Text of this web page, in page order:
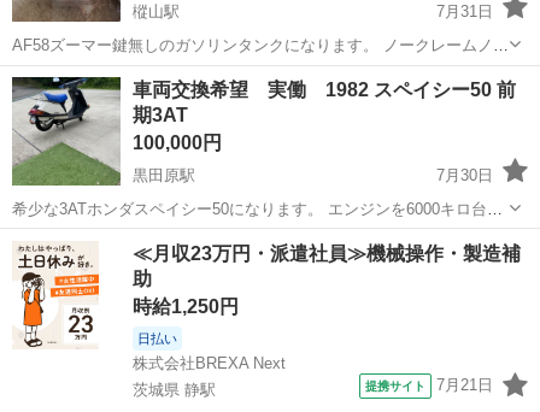
樅山駅
7月31日
AF58ズーマー鍵無しのガソリンタンクになります。 ノークレームノー
リターンでお願いいたします。
栃木 鹿沼市 樅山駅 ホンダ
車両交換希望 実働 1982 スペイシー50 前
期3AT
100,000円
黒田原駅
7月30日
希少な3ATホンダスペイシー50になります。 エンジンを6000キロ台の
調子がいいものに載せ替え済み。 現状不具合はありません。 欠品も
無いと思います。外装も年式の割に綺麗だと思います。 シート張り替
え、ワンオフマフラー、...
栃木 那須郡 黒田原駅 ホンダ スペイシー
≪月収23万円・派遣社員≫機械操作・製造補
助
時給1,250円
日払い
株式会社BREXA Next
茨城県 静駅
提携サイト 7月21日